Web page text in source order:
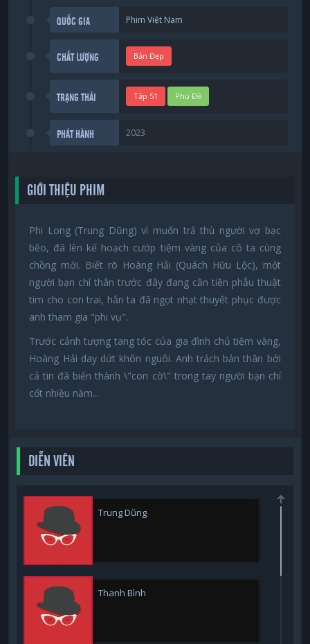
QUỐC GIA Phim Việt Nam
CHẤT LƯỢNG Bản Đẹp
TRẠNG THÁI Tập 51 Phụ Đề
PHÁT HÀNH 2023
GIỚI THIỆU PHIM
Phi Long (Trung Dũng) vì muốn trả thù người vợ bạc
bẽo, đã lên kế hoạch cướp tiệm vàng của cô ta cùng
chồng mới. Biết rõ Hoàng Hải (Quách Hữu Lộc), một
người bạn chí thân trước đây đang cần tiền phẫu thuật
tim cho con trai, hắn ta đã ngọt nhạt thuyết phục được
anh tham gia "phi vụ".
Trước cảnh tượng tang tóc của gia đình chủ tiệm vàng,
Hoàng Hải day dứt khôn nguôi. Anh trách bản thân bởi
cả tin đã biến thành \"con cờ\" trong tay người bạn chí
cốt nhiều năm...
DIỄN VIÊN
Trung Dũng
Thanh Bình